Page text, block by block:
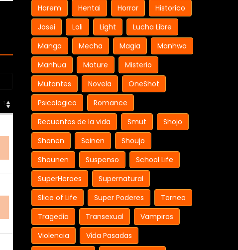
Harem
Hentai Horror
Historico
Josei
Loli Light
Lucha Libre
Manga
Mecha Magia
Manhwa
Manhua
Mature
Misterio
Mutantes
Novela
OneShot
Psicologico
Romance
Recuentos de la vida
Smut
Shojo
Shonen
Seinen
Shoujo
Shounen
Suspenso
School Life
SuperHeroes
Supernatural
Slice of Life
Super Poderes
Torneo
Tragedia
Transexual
Vampiros
Violencia
Vida Pasadas